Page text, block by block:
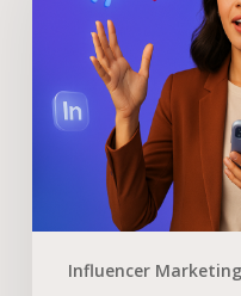
Influencer Marketing